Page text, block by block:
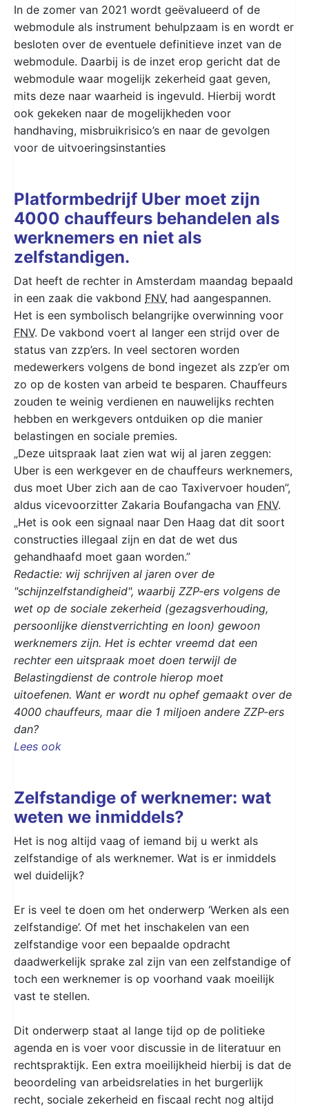
In de zomer van 2021 wordt geëvalueerd of de
webmodule als instrument behulpzaam is en wordt er
besloten over de eventuele definitieve inzet van de
webmodule. Daarbij is de inzet erop gericht dat de
webmodule waar mogelijk zekerheid gaat geven,
mits deze naar waarheid is ingevuld. Hierbij wordt
ook gekeken naar de mogelijkheden voor
handhaving, misbruikrisico’s en naar de gevolgen
voor de uitvoeringsinstanties
Platformbedrijf Uber moet zijn
4000 chauffeurs behandelen als
werknemers en niet als
zelfstandigen.
Dat heeft de rechter in Amsterdam maandag bepaald
in een zaak die vakbond FNV had aangespannen.
Het is een symbolisch belangrijke overwinning voor
FNV. De vakbond voert al langer een strijd over de
status van zzp’ers. In veel sectoren worden
medewerkers volgens de bond ingezet als zzp’er om
zo op de kosten van arbeid te besparen. Chauffeurs
zouden te weinig verdienen en nauwelijks rechten
hebben en werkgevers ontduiken op die manier
belastingen en sociale premies.
„Deze uitspraak laat zien wat wij al jaren zeggen:
Uber is een werkgever en de chauffeurs werknemers,
dus moet Uber zich aan de cao Taxivervoer houden”,
aldus vicevoorzitter Zakaria Boufangacha van FNV.
„Het is ook een signaal naar Den Haag dat dit soort
constructies illegaal zijn en dat de wet dus
gehandhaafd moet gaan worden.”
Redactie: wij schrijven al jaren over de
"schijnzelfstandigheid", waarbij ZZP-ers volgens de
wet op de sociale zekerheid (gezagsverhouding,
persoonlijke dienstverrichting en loon) gewoon
werknemers zijn. Het is echter vreemd dat een
rechter een uitspraak moet doen terwijl de
Belastingdienst de controle hierop moet
uitoefenen. Want er wordt nu ophef gemaakt over de
4000 chauffeurs, maar die 1 miljoen andere ZZP-ers
dan?
Lees ook
Zelfstandige of werknemer: wat
weten we inmiddels?
Het is nog altijd vaag of iemand bij u werkt als
zelfstandige of als werknemer. Wat is er inmiddels
wel duidelijk?
Er is veel te doen om het onderwerp ‘Werken als een
zelfstandige’. Of met het inschakelen van een
zelfstandige voor een bepaalde opdracht
daadwerkelijk sprake zal zijn van een zelfstandige of
toch een werknemer is op voorhand vaak moeilijk
vast te stellen.
Dit onderwerp staat al lange tijd op de politieke
agenda en is voer voor discussie in de literatuur en
rechtspraktijk. Een extra moeilijkheid hierbij is dat de
beoordeling van arbeidsrelaties in het burgerlijk
recht, sociale zekerheid en fiscaal recht nog altijd